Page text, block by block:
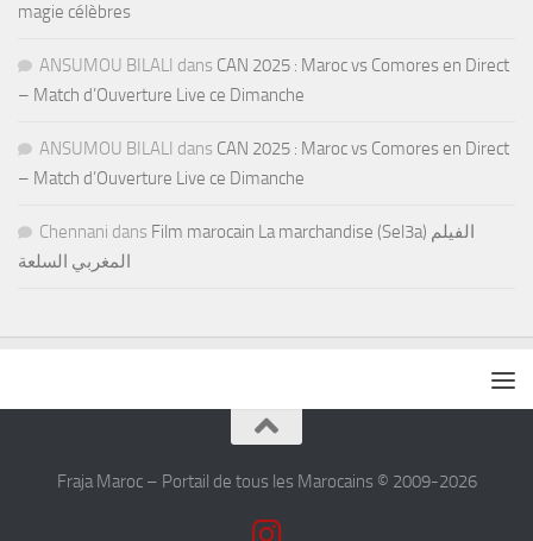
magie célèbres
ANSUMOU BILALI dans CAN 2025 : Maroc vs Comores en Direct
– Match d’Ouverture Live ce Dimanche
ANSUMOU BILALI dans CAN 2025 : Maroc vs Comores en Direct
– Match d’Ouverture Live ce Dimanche
Chennani dans Film marocain La marchandise (Sel3a) الفيلم
المغربي السلعة
Fraja Maroc – Portail de tous les Marocains © 2009-2026